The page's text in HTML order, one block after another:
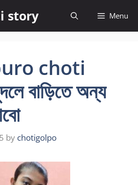
story Menu
choti
বাড়িতে অন্য
by chotigolpo